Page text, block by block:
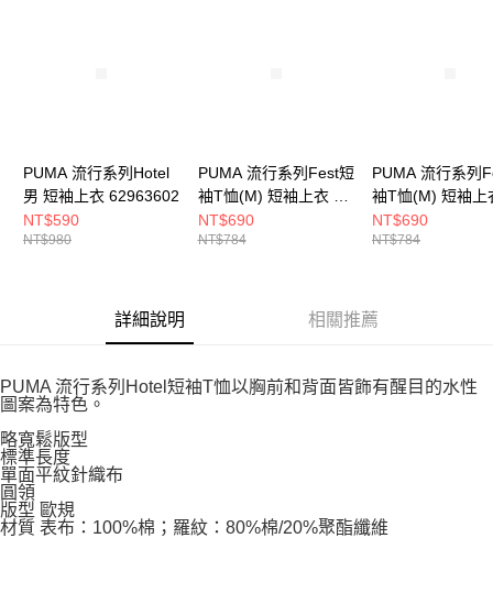
PUMA 流行系列Hotel
男 短袖上衣 62963602
NT$590
NT$980
PUMA 流行系列Fest短
袖T恤(M) 短袖上衣 男
63211887
NT$690
NT$784
PUMA 流行系列
袖T恤(M) 短袖上
63211834
NT$690
NT$784
詳細說明 相關推薦
PUMA 流行系列Hotel短袖T恤以胸前和背面皆飾有醒目的水性
圖案為特色。
略寬鬆版型
標準長度
單面平紋針織布
圓領
版型 歐規
材質 表布：100%棉；羅紋：80%棉/20%聚酯纖維